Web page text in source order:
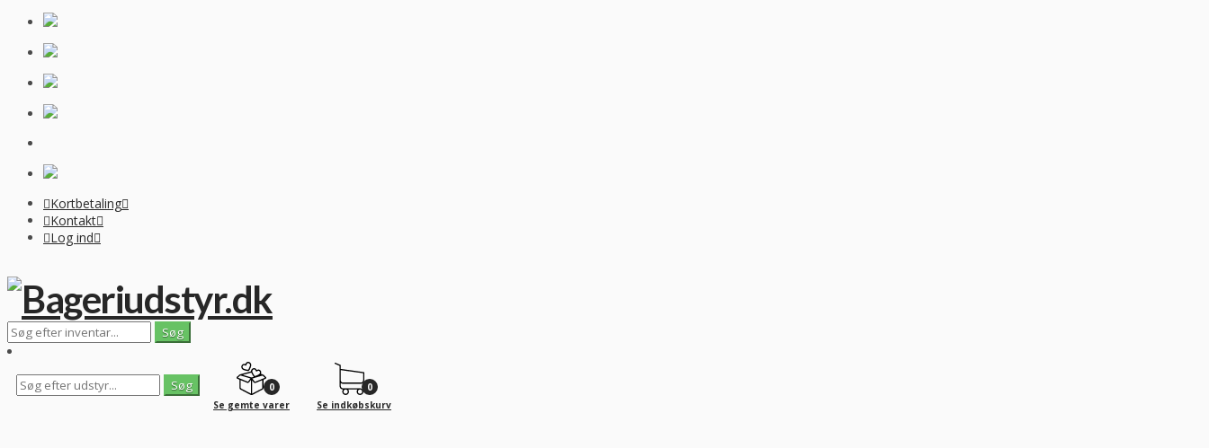
Kortbetaling
Kontakt
Log ind
0
Se gemte varer
0
Se indkøbskurv